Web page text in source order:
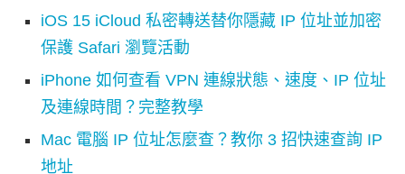
iOS 15 iCloud 私密轉送替你隱藏 IP 位址並加密
保護 Safari 瀏覽活動
iPhone 如何查看 VPN 連線狀態、速度、IP 位址
及連線時間？完整教學
Mac 電腦 IP 位址怎麼查？教你 3 招快速查詢 IP
地址